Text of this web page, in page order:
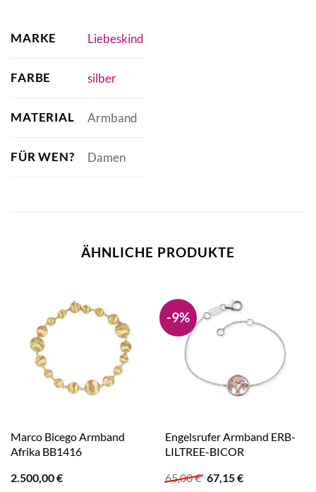
MARKE Liebeskind
FARBE silber
MATERIAL Armband
FÜR WEN? Damen
ÄHNLICHE PRODUKTE
Marco Bicego Armband
Afrika BB1416
2.500,00€
-9%
Engelsrufer Armband ERB-
LILTREE-BICOR
65,00€ Ursprünglicher
67,15€Aktueller